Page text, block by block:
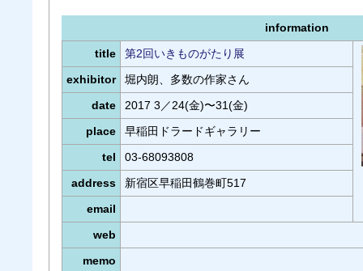
information
title
第2回いきものがたり展
exhibitor
堀内朗、多数の作家さん
date
2017 3／24(金)〜31(金)
place
早稲田ドラードギャラリー
tel
03-68093808
address
新宿区早稲田鶴巻町517
email
web
memo